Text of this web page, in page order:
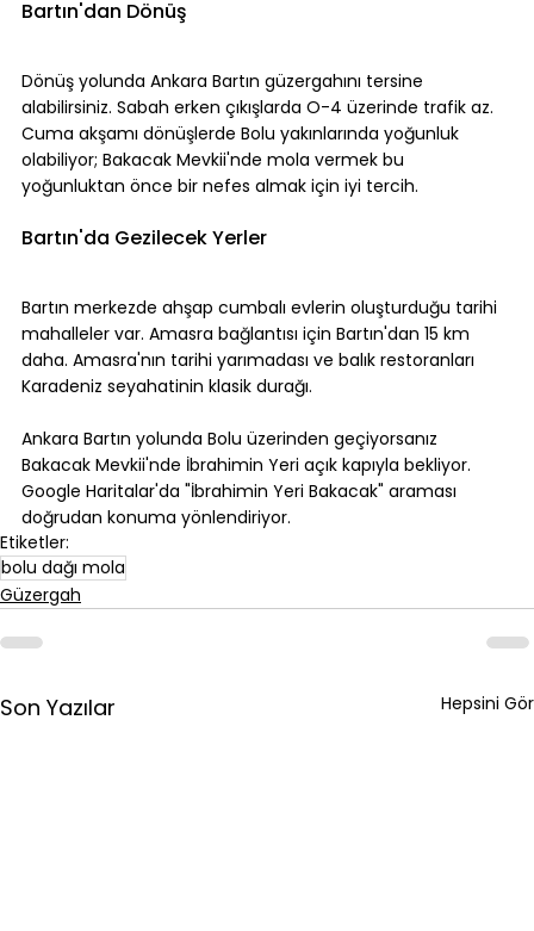
Bartın'dan Dönüş
Dönüş yolunda Ankara Bartın güzergahını tersine
alabilirsiniz. Sabah erken çıkışlarda O-4 üzerinde trafik az.
Cuma akşamı dönüşlerde Bolu yakınlarında yoğunluk
olabiliyor; Bakacak Mevkii'nde mola vermek bu
yoğunluktan önce bir nefes almak için iyi tercih.
Bartın'da Gezilecek Yerler
Bartın merkezde ahşap cumbalı evlerin oluşturduğu tarihi
mahalleler var. Amasra bağlantısı için Bartın'dan 15 km
daha. Amasra'nın tarihi yarımadası ve balık restoranları
Karadeniz seyahatinin klasik durağı.
Ankara Bartın yolunda Bolu üzerinden geçiyorsanız
Bakacak Mevkii'nde İbrahimin Yeri açık kapıyla bekliyor.
Google Haritalar'da "İbrahimin Yeri Bakacak" araması
doğrudan konuma yönlendiriyor.
Etiketler:
bolu dağı mola
Güzergah
Son Yazılar Hepsini Gör